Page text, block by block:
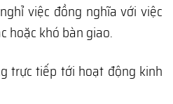
việc đồng nghĩa với việc
hoặc khó bàn giao.
trực tiếp tới hoạt động kinh